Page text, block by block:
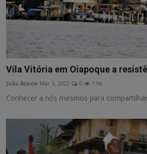
Vila Vitória em Oiapoque a
João Ataide Mar 3, 2022 0 1.9k
Conhecer a nós mesmos para